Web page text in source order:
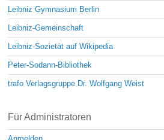
Leibniz Gymnasium Berlin
Leibniz-Gemeinschaft
Leibniz-Sozietät auf Wikipedia
Peter-Sodann-Bibliothek
trafo Verlagsgruppe Dr. Wolfgang Weist
Für Administratoren